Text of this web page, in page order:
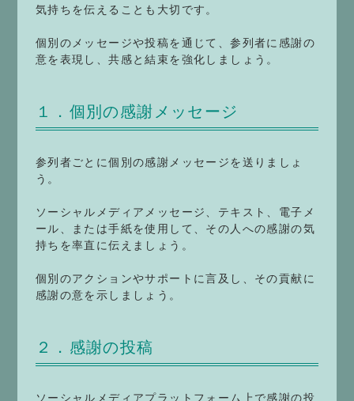
気持ちを伝えることも大切です。
個別のメッセージや投稿を通じて、参列者に感謝の
意を表現し、共感と結束を強化しましょう。
１．個別の感謝メッセージ
参列者ごとに個別の感謝メッセージを送りましょ
う。
ソーシャルメディアメッセージ、テキスト、電子メ
ール、または手紙を使用して、その人への感謝の気
持ちを率直に伝えましょう。
個別のアクションやサポートに言及し、その貢献に
感謝の意を示しましょう。
２．感謝の投稿
ソーシャルメディアプラットフォーム上で感謝の投